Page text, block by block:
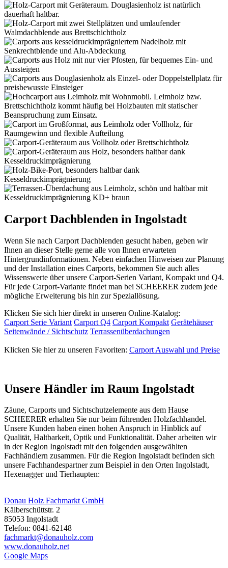
Carport Dachblenden in Ingolstadt
Wenn Sie nach Carport Dachblenden gesucht haben, geben wir
Ihnen an dieser Stelle gerne alle von Ihnen erwarteten
Hintergrundinformationen. Neben einfachen Hinweisen zur Planung
und der Installation eines Carports, bekommen Sie auch alles
Wissenswerte über unsere Carport-Serien Variant, Kompakt und Q4.
Für jede Carport-Variante findet man bei SCHEERER zudem jede
mögliche Erweiterung bis hin zur Speziallösung.
Klicken Sie sich hier direkt in unseren Online-Katalog:
Carport Serie Variant Carport Q4 Carport Kompakt Gerätehäuser
Seitenwände / Sichtschutz Terrassenüberdachungen
Klicken Sie hier zu unseren Favoriten: Carport Auswahl und Preise
Unsere Händler im Raum Ingolstadt
Zäune, Carports und Sichtschutzelemente aus dem Hause
SCHEERER erhalten Sie nur beim führenden Holzfachhandel.
Unsere Kunden haben einen hohen Anspruch in Hinblick auf
Qualität, Haltbarkeit, Optik und Funktionalität. Daher arbeiten wir
in der Region Ingolstadt mit den folgenden ausgewählten
Fachhändlern zusammen. Für die Region Ingolstadt befinden sich
unsere Fachhandespartner zum Beispiel in den Orten Ingolstadt,
Hexenagger und Tierhaupten:
Donau Holz Fachmarkt GmbH
Kälberschüttstr. 2
85053 Ingolstadt
Telefon: 0841-62148
fachmarkt@donauholz.com
www.donauholz.net
Google Maps